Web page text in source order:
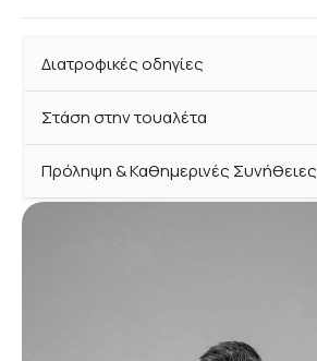
Διατροφικές οδηγίες
Στάση στην τουαλέτα
Πρόληψη & Καθημερινές Συνήθειες